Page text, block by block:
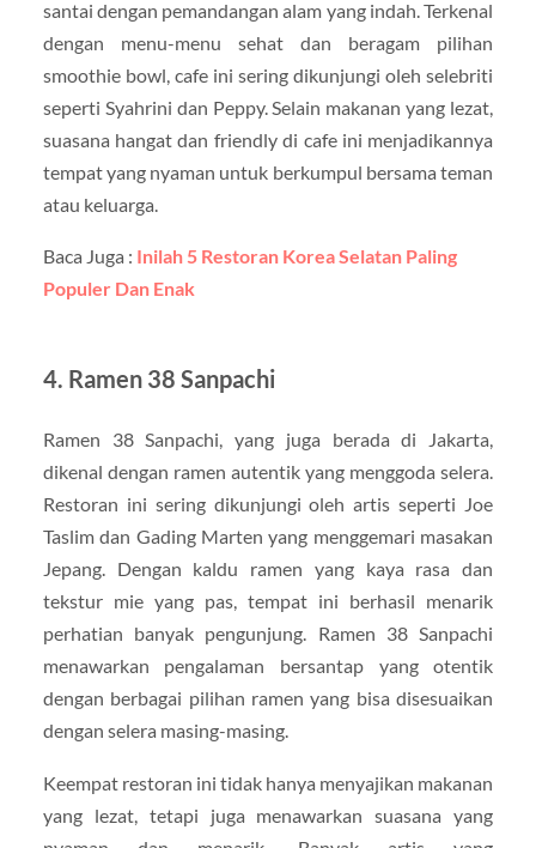
santai dengan pemandangan alam yang indah. Terkenal
dengan menu-menu sehat dan beragam pilihan
smoothie bowl, cafe ini sering dikunjungi oleh selebriti
seperti Syahrini dan Peppy. Selain makanan yang lezat,
suasana hangat dan friendly di cafe ini menjadikannya
tempat yang nyaman untuk berkumpul bersama teman
atau keluarga.
Baca Juga : Inilah 5 Restoran Korea Selatan Paling
Populer Dan Enak
4. Ramen 38 Sanpachi
Ramen 38 Sanpachi, yang juga berada di Jakarta,
dikenal dengan ramen autentik yang menggoda selera.
Restoran ini sering dikunjungi oleh artis seperti Joe
Taslim dan Gading Marten yang menggemari masakan
Jepang. Dengan kaldu ramen yang kaya rasa dan
tekstur mie yang pas, tempat ini berhasil menarik
perhatian banyak pengunjung. Ramen 38 Sanpachi
menawarkan pengalaman bersantap yang otentik
dengan berbagai pilihan ramen yang bisa disesuaikan
dengan selera masing-masing.
Keempat restoran ini tidak hanya menyajikan makanan
yang lezat, tetapi juga menawarkan suasana yang